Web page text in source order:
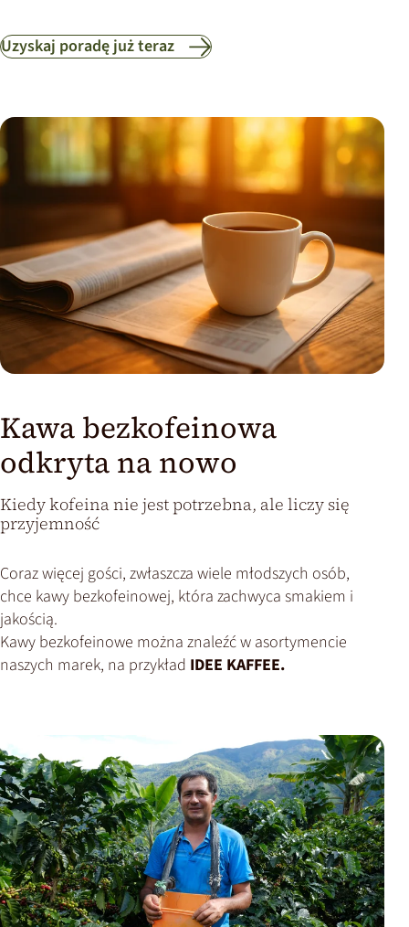
Uzyskaj poradę już teraz
Kawa bezkofeinowa
odkryta na nowo
Kiedy kofeina nie jest potrzebna, ale liczy się
przyjemność
Coraz więcej gości, zwłaszcza wiele młodszych osób,
chce kawy bezkofeinowej, która zachwyca smakiem i
jakością.
Kawy bezkofeinowe można znaleźć w asortymencie
naszych marek, na przykład IDEE KAFFEE.